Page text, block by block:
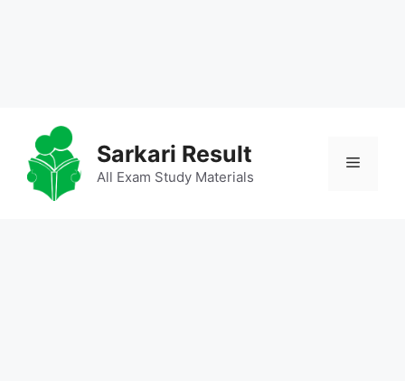
content
Sarkari Result
All Exam Study Materials
Menu